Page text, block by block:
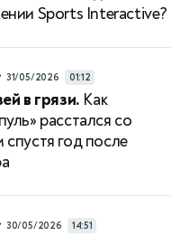
Sports Interactive?
31/05/2026 01:12
в грязи. Как
расстался со
год после
30/05/2026 14:51